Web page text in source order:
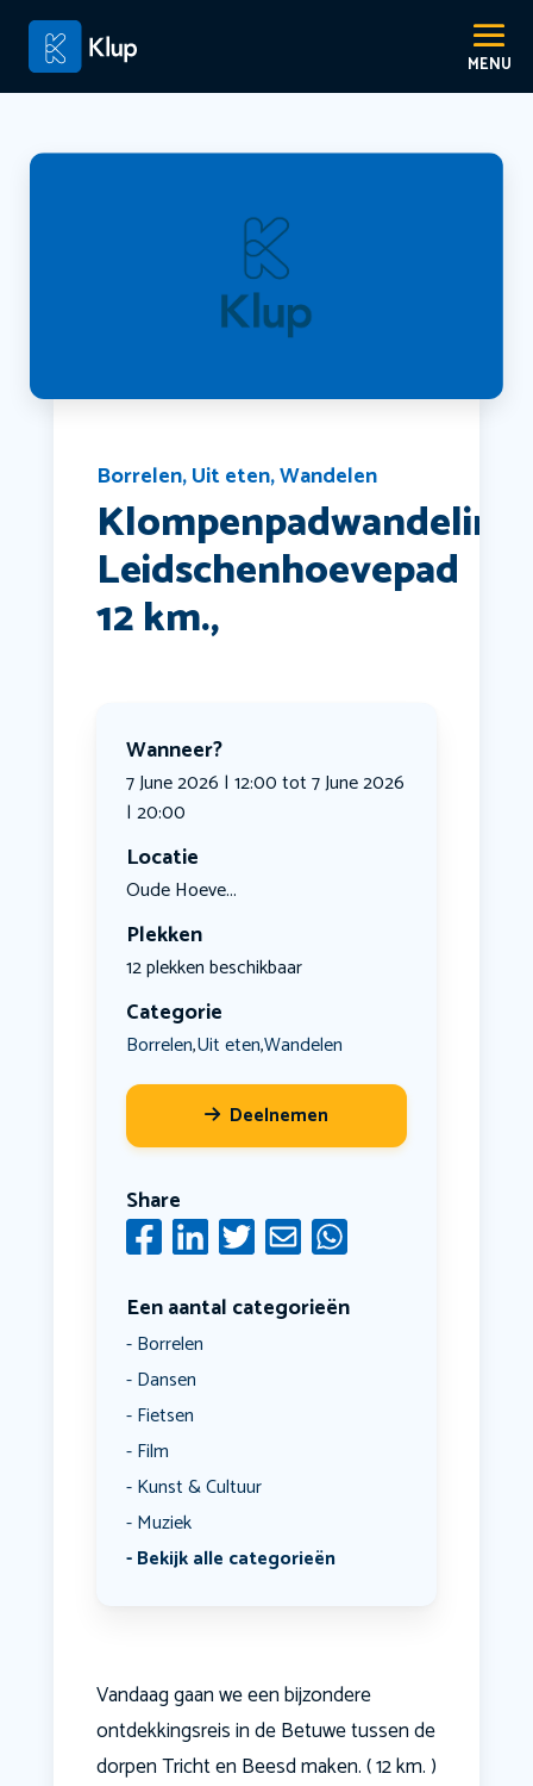
Borrelen,Uit eten,Wandelen
Klompenpadwandeling
Leidschenhoevepad
12 km.,
Wanneer?
7 June 2026 | 12:00 tot 7 June 2026
| 20:00
Locatie
Oude Hoeve...
Plekken
12 plekken beschikbaar
Categorie
Borrelen,Uit eten,Wandelen
Deelnemen
Share
Een aantal categorieën
Borrelen
Dansen
Fietsen
Film
Kunst & Cultuur
Muziek
Bekijk alle categorieën
Vandaag gaan we een bijzondere
ontdekkingsreis in de Betuwe tussen de
dorpen Tricht en Beesd maken. ( 12 km. )